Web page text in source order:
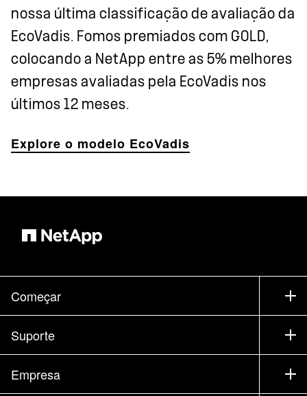
nossa última classificação de avaliação da
EcoVadis. Fomos premiados com GOLD,
colocando a NetApp entre as 5% melhores
empresas avaliadas pela EcoVadis nos
últimos 12 meses.
Explore o modelo EcoVadis
Começar
Como comprar
Entrar em contato com vendas
Encontrar um parceiro
Suporte
Suporte
Empresa